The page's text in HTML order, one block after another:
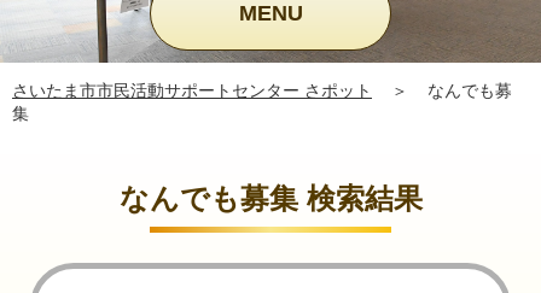
MENU
さいたま市市民活動サポートセンター さポット ＞
なんでも募
集
なんでも募集 検索結果